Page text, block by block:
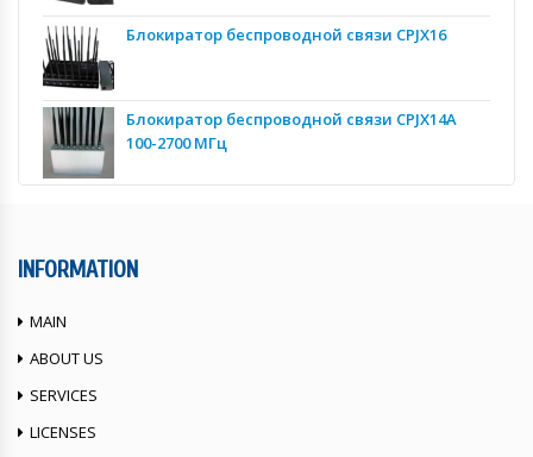
Блокиратор беспроводной связи CPJX16
Блокиратор беспроводной связи CPJX14A
100-2700 МГц
INFORMATION
MAIN
ABOUT US
SERVICES
LICENSES